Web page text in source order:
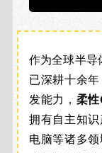
作为全球半导
已深耕十余
发能力， 柔
拥有自主知
电脑等诸多领